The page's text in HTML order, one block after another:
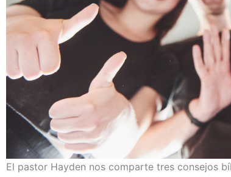
El pastor Hayden nos comparte tres consejos